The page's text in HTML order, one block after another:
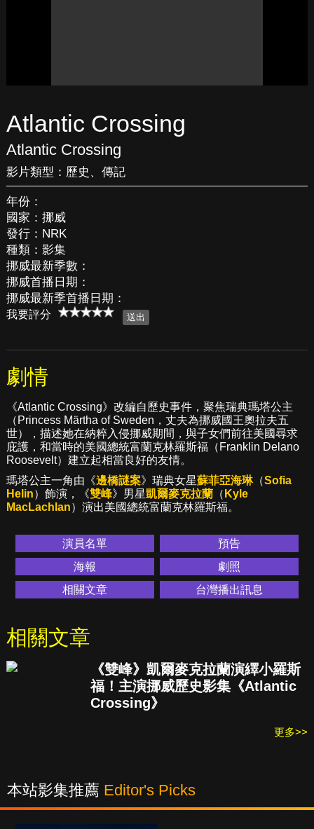
Atlantic Crossing
Atlantic Crossing
影片類型： 歷史 、 傳記
年份：
國家：挪威
發行：NRK
種類：影集
挪威最新季數：
挪威首播日期：
挪威最新季首播日期：
我要評分
劇情
《Atlantic Crossing》改編自歷史事件，聚焦瑞典瑪塔公主
（Princess Märtha of Sweden，丈夫為挪威國王奧拉夫五
世），描述她在納粹入侵挪威期間，與子女們前往美國尋求
庇護，和當時的美國總統富蘭克林羅斯福（Franklin Delano
Roosevelt）建立起相當良好的友情。
瑪塔公主一角由《邊橋謎案》瑞典女星蘇菲亞海琳（Sofia
Helin）飾演，《雙峰》男星凱爾麥克拉蘭（ Kyle
MacLachlan）演出美國總統富蘭克林羅斯福。
演員名單
預告
海報
劇照
相關文章
台灣播出訊息
相關文章
《雙峰》凱爾麥克拉蘭演繹小羅斯
福！主演挪威歷史影集《Atlantic
Crossing》
更多>>
本站影集推薦 Editor's Picks